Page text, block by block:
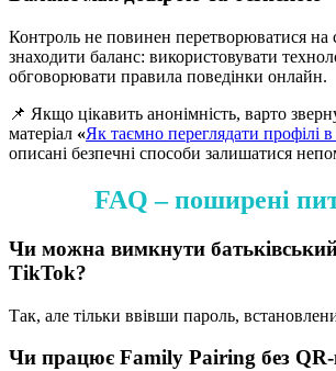
Контроль не повинен перетворюватися
знаходити баланс: використовувати
обговорювати правила поведінки онлайн.
📌 Якщо цікавить анонімність, варто
матеріал «Як таємно переглядати профілі
описані безпечні способи залишатися
FAQ – поширені
Чи можна вимкнути
TikTok?
Так, але тільки ввівши пароль,
Чи працює Family Pairing без QR-